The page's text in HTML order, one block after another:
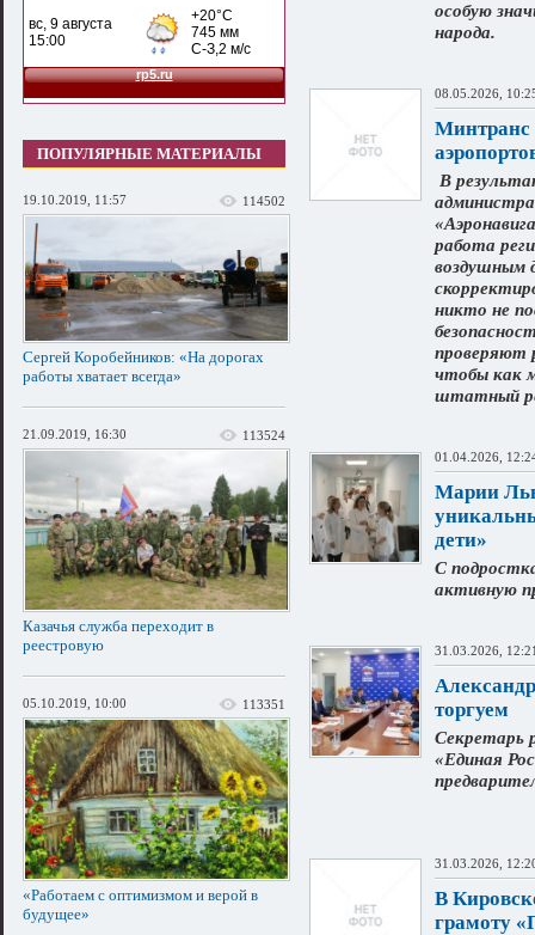
ПОПУЛЯРНЫЕ МАТЕРИАЛЫ
114502
19.10.2019, 11:57
Сергей Коробейников: «На дорогах
работы хватает всегда»
113524
21.09.2019, 16:30
Казачья служба переходит в
реестровую
113351
05.10.2019, 10:00
«Работаем с оптимизмом и верой в
будущее»
особую
народа.
08.05.2026,
Минтранс
В
работа
воздушным
никто не
проверяют
чтобы как
штатный
01.04.2026,
Марии
дети»
С
активную
31.03.2026,
торгуем
Секретарь
«Единая
31.03.2026,
В
грамоту